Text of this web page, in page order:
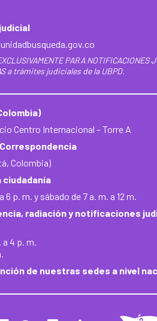
PARA NOTIFICACIONES
a trámites judiciales de la UBPD.
Centro Internacional – Torre A
Colombia)
ciudadanía
6 p. m. y sábado de 7 a. m. a 12 m.
radiación y notificaciones
a 4 p. m.
de nuestras sedes a nivel